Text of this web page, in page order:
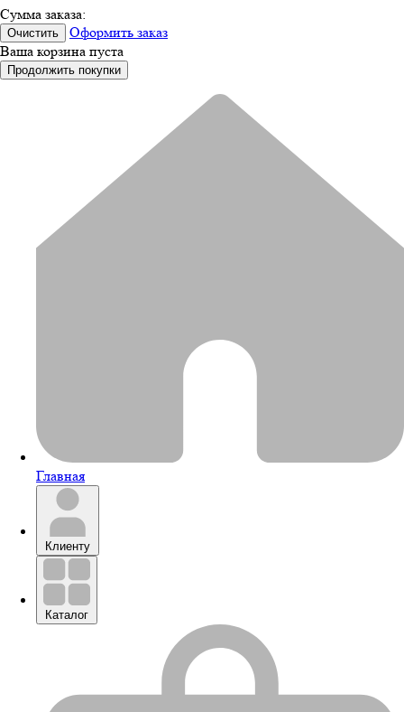
Сумма заказа:
Очистить
Оформить заказ
Ваша корзина пуста
Продолжить покупки
Главная
Клиенту
Каталог